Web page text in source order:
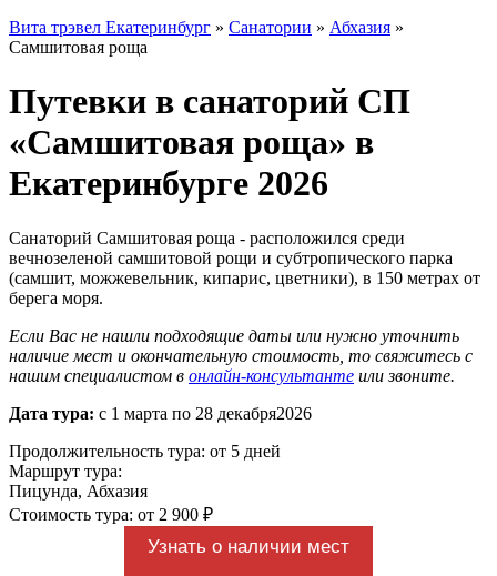
Вита трэвел Екатеринбург » Санатории » Абхазия »
Самшитовая роща
Путевки в санаторий СП
«Самшитовая роща» в
Екатеринбурге 2026
Санаторий Самшитовая роща - расположился среди
вечнозеленой самшитовой рощи и субтропического парка
(самшит, можжевельник, кипарис, цветники), в 150 метрах от
берега моря.
Если Вас не нашли подходящие даты или нужно уточнить
наличие мест и окончательную стоимость, то свяжитесь с
нашим специалистом в онлайн-консультанте или звоните.
Дата тура: с 1 марта по 28 декабря2026
Продолжительность тура: от 5 дней
Маршрут тура:
Пицунда, Абхазия
Стоимость тура: от 2 900 ₽
Узнать о наличии мест